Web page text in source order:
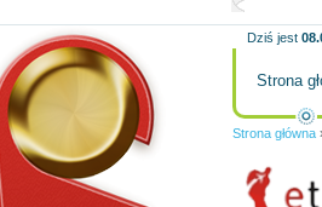
Dziś jest
Strona
Strona główna